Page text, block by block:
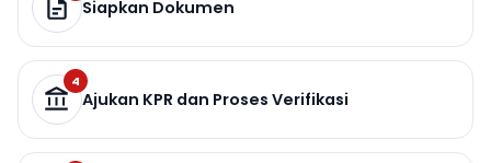
Siapkan Dokumen
4
Ajukan KPR dan Proses Verifikasi